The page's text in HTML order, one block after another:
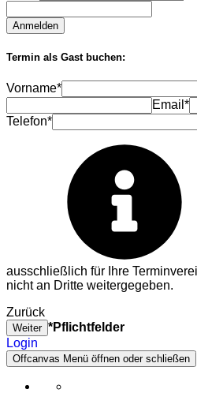
Anmelden
Termin als Gast buchen:
Vorname*
Email*
Telefon*
ausschließlich für Ihre
nicht an Dritte weitergegeben.
Zurück
Weiter *Pflichtfelder
Login
Offcanvas Menü öffnen oder schließen